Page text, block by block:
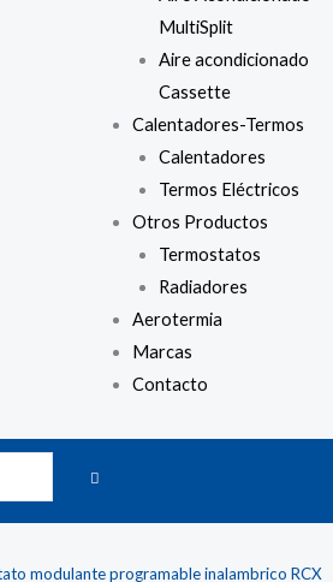
MultiSplit
Aire acondicionado
Cassette
Calentadores-Termos
Calentadores
Termos Eléctricos
Otros Productos
Termostatos
Radiadores
Aerotermia
Marcas
Contacto
modulante programable inalambrico RCX